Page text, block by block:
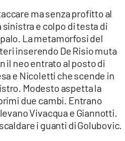
ma senza profitto al
sinistra e colpo di testa di
La metamorfosi del
inserendo De Risio muta
il neo entrato al posto di
e Nicoletti che scende in
Modesto aspetta la
due cambi. Entrano
Vivacqua e Giannotti.
i guanti di Golubovic.